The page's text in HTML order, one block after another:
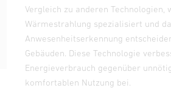
Vergleich zu anderen
Wärmestrahlung spezialisiert und
Anwesenheitserkennung
Gebäuden. Diese Technologie
Energieverbrauch gegenüber
komfortablen Nutzung bei.